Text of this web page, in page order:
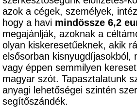
azok a cégek, személyek,
hogy a havi mindössze 6,2
megajánlják, azoknak a
olyan kiskeresetűeknek, akik
elsősorban kisnyugdíjasokból,
vagy éppen semmilyen
magyar szót. Tapasztalatunk
anyagi lehetőségei szintén
segítőszándék.